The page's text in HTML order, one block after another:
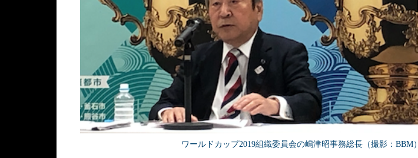
ワールドカップ2019組織委員会の嶋津昭事務総長（撮影：BBM）